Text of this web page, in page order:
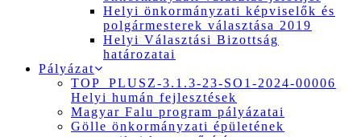
Helyi önkormányzati képviselők és
polgármesterek választása 2019
Helyi Választási Bizottság
határozatai
Pályázat
TOP_PLUSZ-3.1.3-23-SO1-2024-00006
Helyi humán fejlesztések
Magyar Falu program pályázatai
Gölle önkormányzati épületének